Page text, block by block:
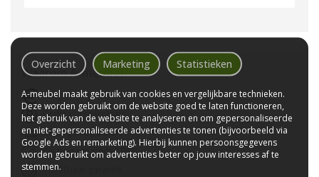
WaaromA-meubel?
Laagste prijs van NL
Gratis parkeerplaats
Bezorgen bij u thuis
Wij bestaan sinds 1992!
Tot 10 jaar garantie
Overzicht Marketing Statistieken
A-meubel maakt gebruik van cookies en vergelijkbare technieken.
Deze worden gebruikt om de website goed te laten functioneren,
het gebruik van de website te analyseren en om gepersonaliseerde
en niet-gepersonaliseerde advertenties te tonen (bijvoorbeeld via
Google Ads en remarketing). Hierbij kunnen persoonsgegevens
worden gebruikt om advertenties beter op jouw interesses af te
stemmen.